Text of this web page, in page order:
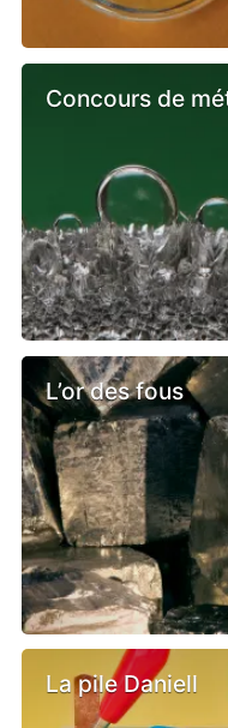
Concours de
L’or des fous
La pile Daniell